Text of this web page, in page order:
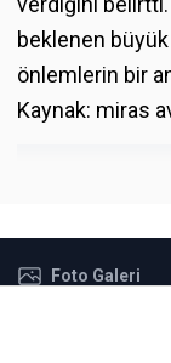
beklenen
önlemlerin bir
Kaynak: miras
Foto Galeri